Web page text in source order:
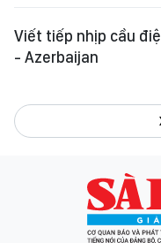
Viết tiếp nhịp cầu
- Azerbaijan